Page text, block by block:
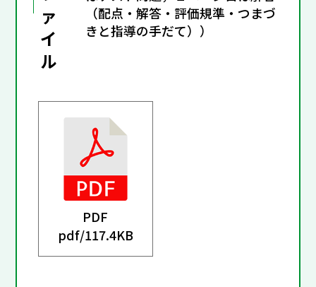
ァ
イ
ル
（配点・解答・評価規準・つまづ
きと指導の手だて））
PDF
pdf/117.4KB